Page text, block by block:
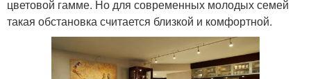
цветовой гамме. Но для современных молодых семей
такая обстановка считается близкой и комфортной.